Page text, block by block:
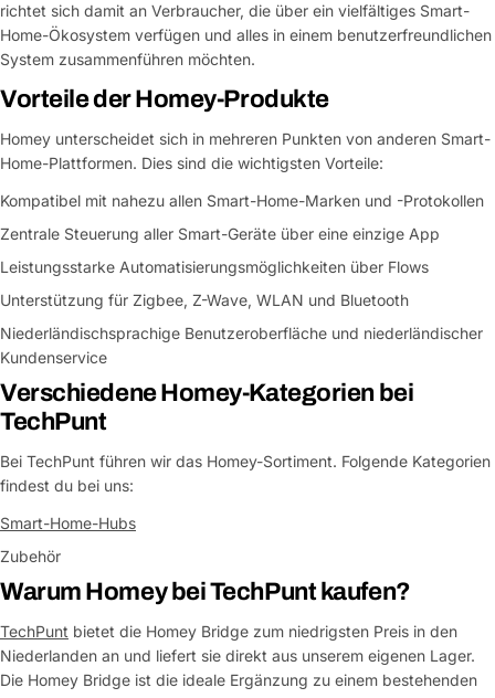
richtet sich damit an Verbraucher, die über ein vielfältiges Smart-
Home-Ökosystem verfügen und alles in einem benutzerfreundlichen
System zusammenführen möchten.
Vorteile der Homey-Produkte
Homey unterscheidet sich in mehreren Punkten von anderen Smart-
Home-Plattformen. Dies sind die wichtigsten Vorteile:
Kompatibel mit nahezu allen Smart-Home-Marken und -Protokollen
Zentrale Steuerung aller Smart-Geräte über eine einzige App
Leistungsstarke Automatisierungsmöglichkeiten über Flows
Unterstützung für Zigbee, Z-Wave, WLAN und Bluetooth
Niederländischsprachige Benutzeroberfläche und niederländischer
Kundenservice
Verschiedene Homey-Kategorien bei
TechPunt
Bei TechPunt führen wir das Homey-Sortiment. Folgende Kategorien
findest du bei uns:
Smart-Home-Hubs
Zubehör
Warum Homey bei TechPunt kaufen?
TechPunt bietet die Homey Bridge zum niedrigsten Preis in den
Niederlanden an und liefert sie direkt aus unserem eigenen Lager.
Die Homey Bridge ist die ideale Ergänzung zu einem bestehenden